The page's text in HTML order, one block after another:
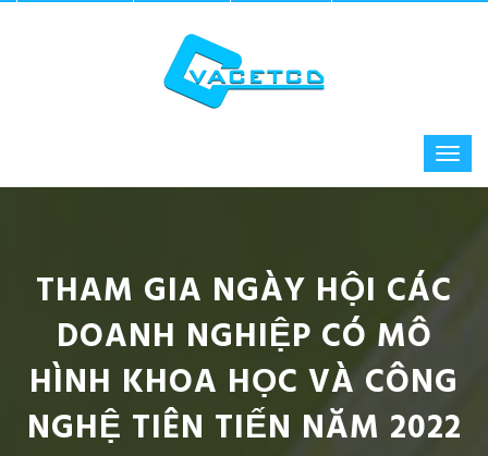
THAM GIA NGÀY HỘI CÁC
DOANH NGHIỆP CÓ MÔ
HÌNH KHOA HỌC VÀ CÔNG
NGHỆ TIÊN TIẾN NĂM 2022